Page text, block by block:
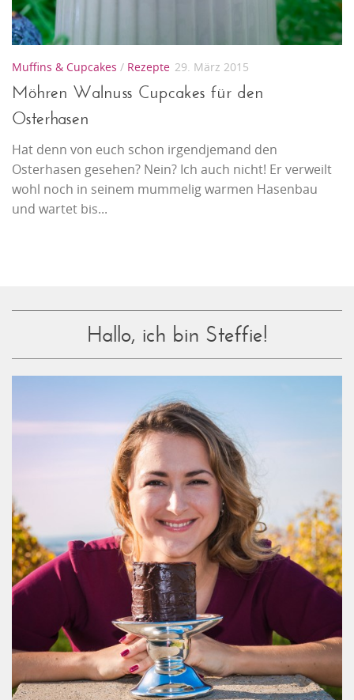
Muffins & Cupcakes / Rezepte 29. März 2015
Möhren Walnuss Cupcakes für den
Osterhasen
Hat denn von euch schon irgendjemand den
Osterhasen gesehen? Nein? Ich auch nicht! Er verweilt
wohl noch in seinem mummelig warmen Hasenbau
und wartet bis...
Hallo, ich bin Steffie!